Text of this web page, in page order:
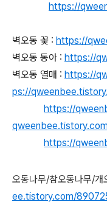
https://
벽오동 꽃 : https://
벽오동 동아 : https://
벽오동 열매 : https://
ps://
https://
https://
오동나무/참오동나무/
ee.tistory.com/